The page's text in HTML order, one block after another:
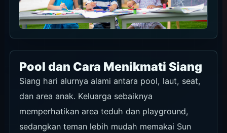
Pool dan Cara Menikmati Siang
Siang hari alurnya alami antara pool, laut, seat,
dan area anak. Keluarga sebaiknya
memperhatikan area teduh dan playground,
sedangkan teman lebih mudah memakai Sun